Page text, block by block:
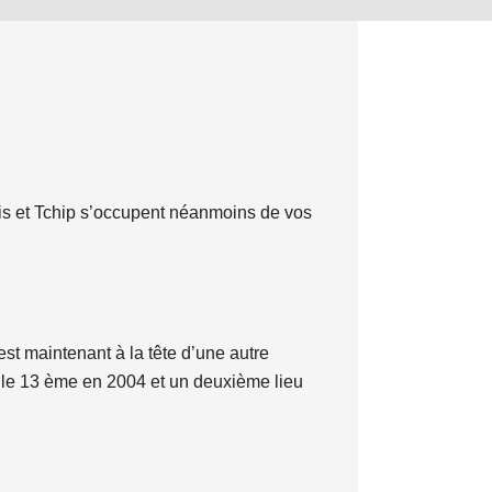
et Tchip s’occupent néanmoins de vos
maintenant à la tête d’une autre
13 ème en 2004 et un deuxième lieu